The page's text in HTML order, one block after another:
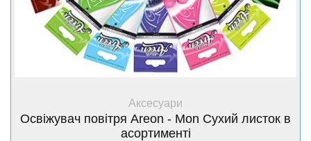
Аксесуари
Освіжувач повітря Areon - Mon Сухий листок в
асортименті